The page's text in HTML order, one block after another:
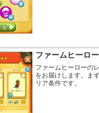
ファームヒーロ
ファームヒーローの
をお届けします。ま
リア条件です。